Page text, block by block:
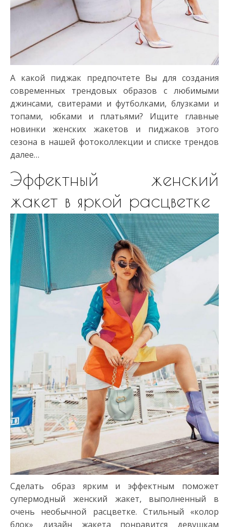
А какой пиджак предпочтете Вы для создания
современных трендовых образов с любимыми
джинсами, свитерами и футболками, блузками и
топами, юбками и платьями? Ищите главные
новинки женских жакетов и пиджаков этого
сезона в нашей фотоколлекции и списке трендов
далее…
Эффектный женский
жакет в яркой расцветке
Сделать образ ярким и эффектным поможет
супермодный женский жакет, выполненный в
очень необычной расцветке. Стильный «колор
блок» дизайн жакета понравится девушкам